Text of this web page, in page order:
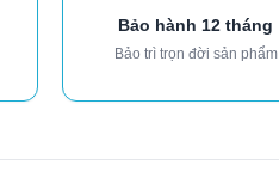
Bảo hành 12 tháng
Bảo trì trọn đời sản phẩm